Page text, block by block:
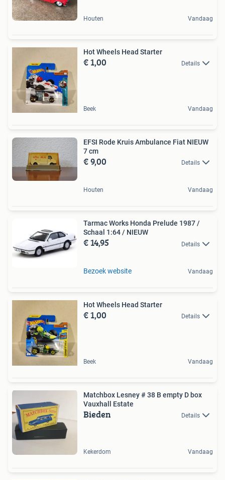
Houten Vandaag
Hot Wheels Head Starter
€ 1,00 Details
Beek Vandaag
EFSI Rode Kruis Ambulance Fiat NIEUW
7 cm
€ 9,00 Details
Houten Vandaag
Tarmac Works Honda Prelude 1987 /
Schaal 1:64 / NIEUW
€ 14,95 Details
Bezoek website Vandaag
Hot Wheels Head Starter
€ 1,00 Details
Beek Vandaag
Matchbox Lesney # 38 B empty D box
Vauxhall Estate
Bieden Details
Kekerdom Vandaag